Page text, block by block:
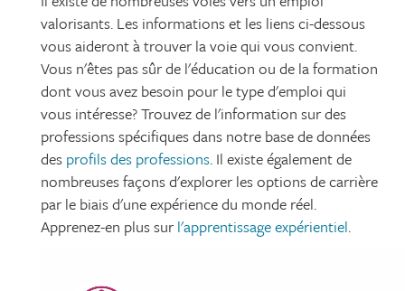
valorisants. Les informations et les liens ci-dessous
vous aideront à trouver la voie qui vous convient.
Vous n'êtes pas sûr de l'éducation ou de la formation
dont vous avez besoin pour le type d'emploi qui
vous intéresse? Trouvez de l'information sur des
professions spécifiques dans notre base de données
des profils des professions. Il existe également de
nombreuses façons d'explorer les options de carrière
par le biais d'une expérience du monde réel.
Apprenez-en plus surl'apprentissage expérientiel.